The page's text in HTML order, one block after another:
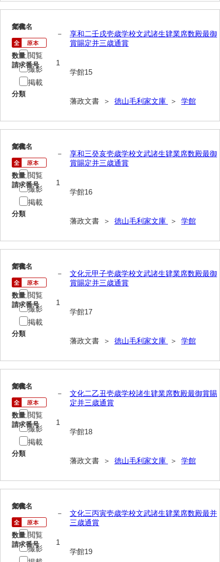
他役所方
米銀請払大縛
家来分限帳
異国船漂着
書抜
村方
条約
風説書
新聞
藩庁
公裁録
公儀所日誌
太政官日誌
15
文書名
享和二壬戌壱歳学校文武諸生肄業席数殿最御
賞賜定并三歳通賞
請求番号
学館15
分類
藩政文書 ＞ 徳山毛利家文庫 ＞ 学館
年代
－
数量
1
閲覧
撮影
掲載
16
文書名
享和三癸亥壱歳学校文武諸生肄業席数殿最御
賞賜定并三歳通賞
請求番号
学館16
分類
藩政文書 ＞ 徳山毛利家文庫 ＞ 学館
年代
－
数量
1
閲覧
撮影
掲載
17
文書名
文化元甲子壱歳学校文武諸生肄業席数殿最御
賞賜定并三歳通賞
請求番号
学館17
分類
藩政文書 ＞ 徳山毛利家文庫 ＞ 学館
年代
－
数量
1
閲覧
撮影
掲載
18
文書名
文化二乙丑壱歳学校諸生肄業席数殿最御賞賜
定并三歳通賞
請求番号
学館18
分類
藩政文書 ＞ 徳山毛利家文庫 ＞ 学館
年代
－
数量
1
閲覧
撮影
掲載
19
文書名
文化三丙寅壱歳学校文武諸生肄業席数殿最并
三歳通賞
請求番号
学館19
年代
－
数量
1
閲覧
撮影